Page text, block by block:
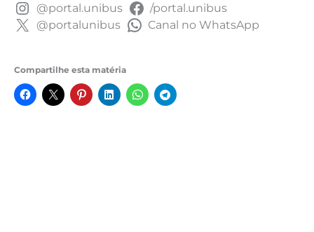
@portal.unibus
/portal.unibus
@portalunibus
Canal no WhatsApp
Compartilhe esta matéria